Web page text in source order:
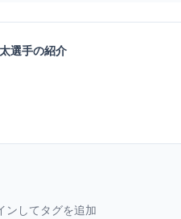
選手の紹介
ンしてタグを追加